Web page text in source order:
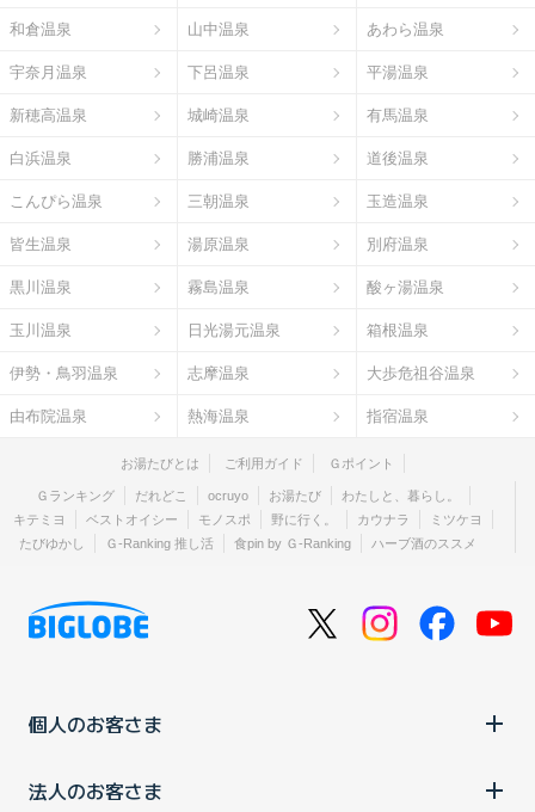
和倉温泉 山中温泉 あわら温泉
宇奈月温泉 下呂温泉 平湯温泉
新穂高温泉 城崎温泉 有馬温泉
白浜温泉 勝浦温泉 道後温泉
こんぴら温泉 三朝温泉 玉造温泉
皆生温泉 湯原温泉 別府温泉
黒川温泉 霧島温泉 酸ヶ湯温泉
玉川温泉 日光湯元温泉 箱根温泉
伊勢・鳥羽温泉 志摩温泉 大歩危祖谷温泉
由布院温泉 熱海温泉 指宿温泉
お湯たびとは ご利用ガイド Ｇポイント
Ｇランキング だれどこ ocruyo お湯たび
わたしと、暮らし。
キテミヨ
ベストオイシー モノスポ 野に行く。 カウナラ
ミツケヨ
たびゆかし
Ｇ-Ranking 推し活 食pin by Ｇ-Ranking ハーブ酒のススメ
個人のお客さま
法人のお客さま